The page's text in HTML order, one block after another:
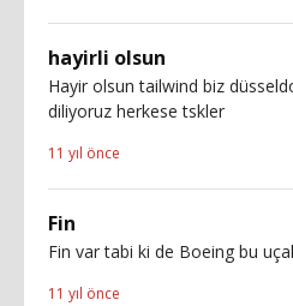
hayirli olsun
Hayir olsun tailwind biz
diliyoruz herkese tskler
11 yıl önce
Fin
Fin var tabi ki de Boeing bu
11 yıl önce